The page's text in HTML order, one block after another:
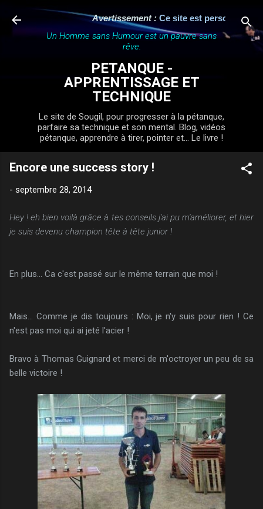
Accéder au contenu principal
Avertissement : Ce site est personnel,
Un Homme sans Humour est un pauvre sans
rêve.
PETANQUE -
APPRENTISSAGE ET
TECHNIQUE
Le site de Sougil, pour progresser à la pétanque,
parfaire sa technique et son mental. Blog, vidéos
pétanque, apprendre à tirer, pointer et... Le livre !
Encore une success story !
- septembre 28, 2014
Hey ! eh bien voilà grâce à tes conseils j'ai pu m'améliorer, et hier
je suis devenu champion tête à tête junior !
En plus... Ca c'est passé sur le même terrain que moi !
Mais... Comme je dis toujours : Moi, je n'y suis pour rien ! Ce
n'est pas moi qui ai jeté l'acier !
Bravo à Thomas Guignard et merci de m'octroyer un peu de sa
belle victoire !